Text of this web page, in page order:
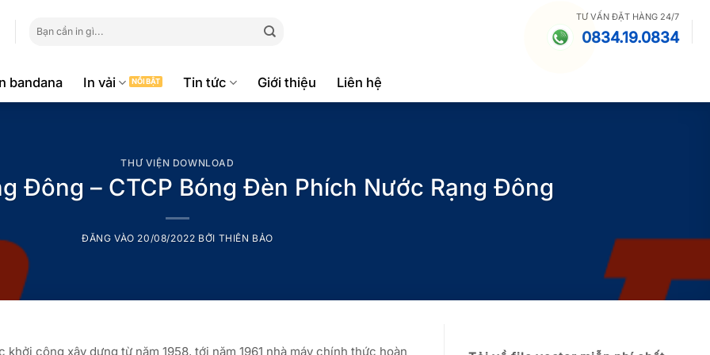
kiếm:
TƯ VẤN ĐẶT HÀNG 24/7
0834.19.0834
bandana In vải Tin tức Giới thiệu Liên hệ
THƯ VIỆN DOWNLOAD
Đông – CTCP Bóng Đèn Phích Nước Rạng Đông
ĐĂNG VÀO 20/08/2022 BỞI THIÊN BẢO
công xây dựng từ năm 1958, tới năm 1961 nhà máy chính thức hoàn